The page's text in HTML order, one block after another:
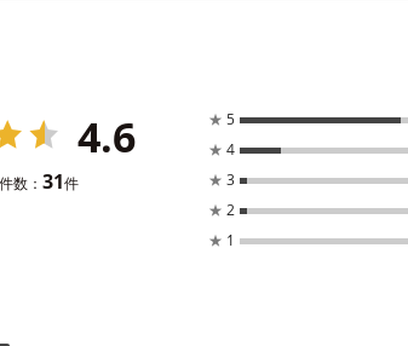
4.6
数： 31件
★ 5
★ 4
★ 3
★ 2
★ 1